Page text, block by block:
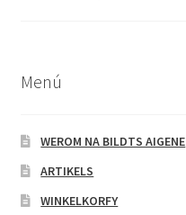
Menú
WEROM NA BILDTS AIGENE
ARTIKELS
WINKELKORFY